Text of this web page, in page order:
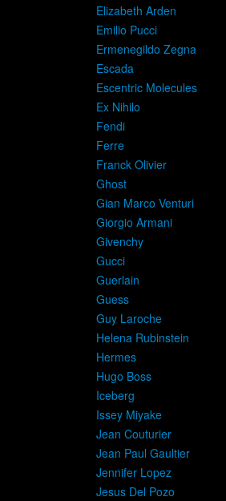
Elizabeth Arden
Emilio Pucci
Ermenegildo Zegna
Escada
Escentric Molecules
Ex Nihilo
Fendi
Ferre
Franck Olivier
Ghost
Gian Marco Venturi
Giorgio Armani
Givenchy
Gucci
Guerlain
Guess
Guy Laroche
Helena Rubinstein
Hermes
Hugo Boss
Iceberg
Issey Miyake
Jean Couturier
Jean Paul Gaultier
Jennifer Lopez
Jesus Del Pozo